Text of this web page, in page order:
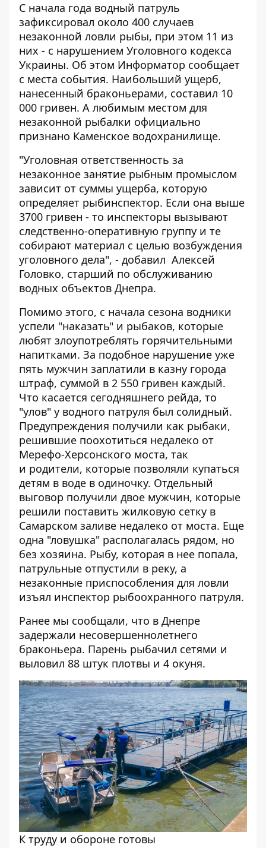
С начала года водный патруль
зафиксировал около 400 случаев
незаконной ловли рыбы, при этом 11 из
них - с нарушением Уголовного кодекса
Украины. Об этом Информатор сообщает
с места события. Наибольший ущерб,
нанесенный браконьерами, составил 10
000 гривен. А любимым местом для
незаконной рыбалки официально
признано Каменское водохранилище.
"Уголовная ответственность за
незаконное занятие рыбным промыслом
зависит от суммы ущерба, которую
определяет рыбинспектор. Если она выше
3700 гривен - то инспекторы вызывают
следственно-оперативную группу и те
собирают материал с целью возбуждения
уголовного дела", - добавил Алексей
Головко, старший по обслуживанию
водных объектов Днепра.
Помимо этого, с начала сезона водники
успели "наказать" и рыбаков, которые
любят злоупотреблять горячительными
напитками. За подобное нарушение уже
пять мужчин заплатили в казну города
штраф, суммой в 2 550 гривен каждый.
Что касается сегодняшнего рейда, то
"улов" у водного патруля был солидный.
Предупреждения получили как рыбаки,
решившие поохотиться недалеко от
Мерефо-Херсонского моста, так
и родители, которые позволяли купаться
детям в воде в одиночку. Отдельный
выговор получили двое мужчин, которые
решили поставить жилковую сетку в
Самарском заливе недалеко от моста. Еще
одна "ловушка" располагалась рядом, но
без хозяина. Рыбу, которая в нее попала,
патрульные отпустили в реку, а
незаконные приспособления для ловли
изъял инспектор рыбоохранного патруля.
Ранее мы сообщали, что в Днепре
задержали несовершеннолетнего
браконьера. Парень рыбачил сетями и
выловил 88 штук плотвы и 4 окуня.
К труду и обороне готовы